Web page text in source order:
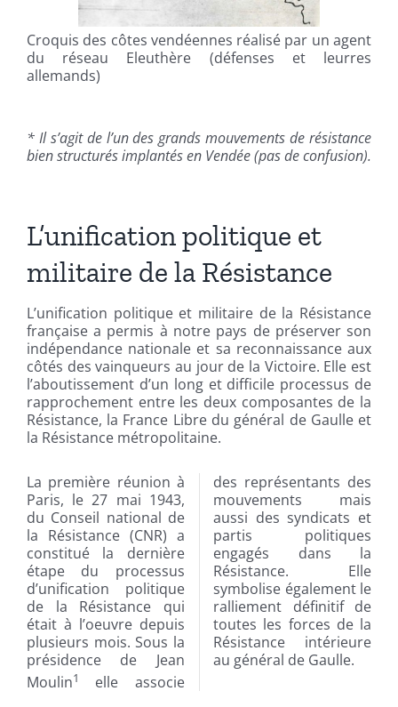
Croquis des côtes vendéennes réalisé par un agent
du réseau Eleuthère (défenses et leurres
allemands)
* Il s’agit de l’un des grands mouvements de résistance
bien structurés implantés en Vendée (pas de confusion).
L’unification politique et
militaire de la Résistance
L’unification politique et militaire de la Résistance
française a permis à notre pays de préserver son
indépendance nationale et sa reconnaissance aux
côtés des vainqueurs au jour de la Victoire. Elle est
l’aboutissement d’un long et difficile processus de
rapprochement entre les deux composantes de la
Résistance, la France Libre du général de Gaulle et
la Résistance métropolitaine.
La première réunion à
Paris, le 27 mai 1943,
du Conseil national de
la Résistance (CNR) a
constitué la dernière
étape du processus
d’unification politique
de la Résistance qui
était à l’oeuvre depuis
plusieurs mois. Sous la
présidence de Jean
Moulin1 elle associe
des représentants des
mouvements mais
aussi des syndicats et
partis politiques
engagés dans la
Résistance. Elle
symbolise également le
ralliement définitif de
toutes les forces de la
Résistance intérieure
au général de Gaulle.